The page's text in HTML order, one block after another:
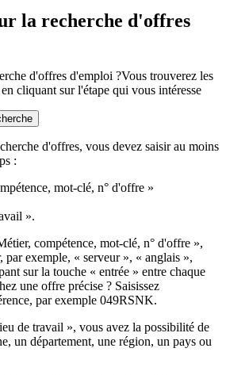
la recherche d'offres
d'offres d'emploi ?Vous trouverez les
cliquant sur l'étape qui vous intéresse
d'offres, vous devez saisir au moins
:
mot-clé, n° d'offre »
».
compétence, mot-clé, n° d'offre »,
par exemple, « serveur », « anglais »,
sur la touche « entrée » entre chaque
une offre précise ? Saisissez
par exemple 049RSNK.
de travail », vous avez la possibilité de
un département, une région, un pays ou